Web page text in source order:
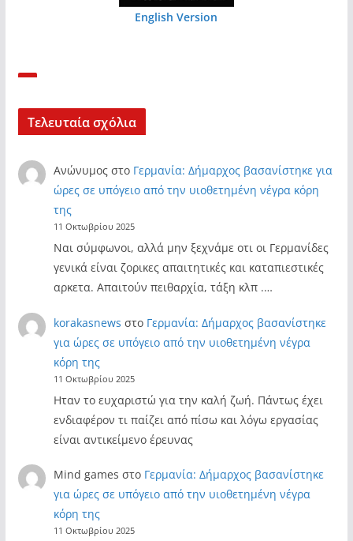
English Version
Τελευταία σχόλια
Ανώνυμος στο Γερμανία: Δήμαρχος βασανίστηκε για
ώρες σε υπόγειο από την υιοθετημένη νέγρα κόρη
της
11 Οκτωβρίου 2025
Ναι σύμφωνοι, αλλά μην ξεχνάμε οτι οι Γερμανίδες
γενικά είναι ζορικες απαιτητικές και καταπιεστικές
αρκετα. Απαιτούν πειθαρχία, τάξη κλπ .…
korakasnews στο Γερμανία: Δήμαρχος βασανίστηκε
για ώρες σε υπόγειο από την υιοθετημένη νέγρα
κόρη της
11 Οκτωβρίου 2025
Ηταν το ευχαριστώ για την καλή ζωή. Πάντως έχει
ενδιαφέρον τι παίζει από πίσω και λόγω εργασίας
είναι αντικείμενο έρευνας
Mind games στο Γερμανία: Δήμαρχος βασανίστηκε
για ώρες σε υπόγειο από την υιοθετημένη νέγρα
κόρη της
11 Οκτωβρίου 2025